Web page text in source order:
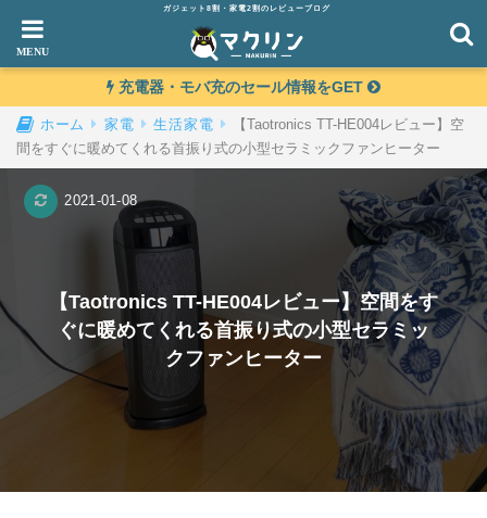
ガジェット8割・家電2割のレビューブログ
充電器・モバ充のセール情報をGET
ホーム 家電 生活家電
【Taotronics TT-HE004レビュー】空
間をすぐに暖めてくれる首振り式の小型セラミックファンヒーター
【Taotronics TT-HE004レビュー】空間をす
ぐに暖めてくれる首振り式の小型セラミッ
クファンヒーター
2021-01-08